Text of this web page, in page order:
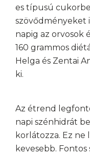
es típusú
szövődményeket
napig az orvosok
160 grammos
Helga és Zentai
ki.
Az étrend
napi szénhidrát
korlátozza. Ez
kevesebb.